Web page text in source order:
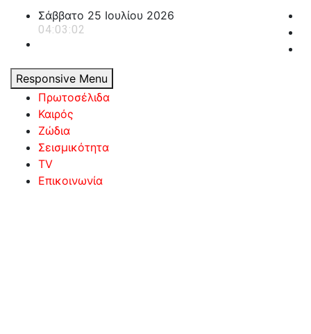
content
Σάββατο 25 Ιουλίου 2026
04:03:03
Responsive Menu
Πρωτοσέλιδα
Καιρός
Ζώδια
Σεισμικότητα
TV
Επικοινωνία